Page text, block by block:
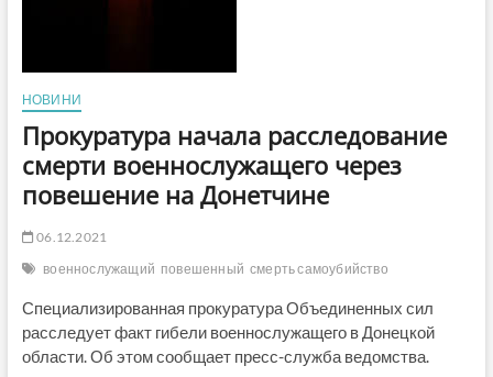
НОВИНИ
Прокуратура начала расследование
смерти военнослужащего через
повешение на Донетчине
06.12.2021
военнослужащий повешенный смерть самоубийство
Специализированная прокуратура Объединенных сил
расследует факт гибели военнослужащего в Донецкой
области. Об этом сообщает пресс-служба ведомства.